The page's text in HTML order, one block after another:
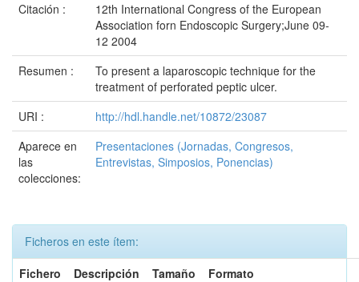
Citación :
12th International Congress of the European
Association forn Endoscopic Surgery;June 09-
12 2004
Resumen :
To present a laparoscopic technique for the
treatment of perforated peptic ulcer.
URI :
http://hdl.handle.net/10872/23087
Aparece en
las
colecciones:
Presentaciones (Jornadas, Congresos,
Entrevistas, Simposios, Ponencias)
Ficheros en este ítem:
Fichero
Descripción Tamaño
Formato